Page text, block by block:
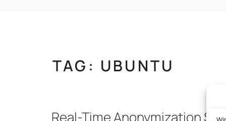
TAG: UBUNTU
Real-Time Anonymization